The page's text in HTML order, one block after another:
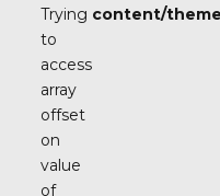
Trying
to
access
array
offset
on
value
of
content/